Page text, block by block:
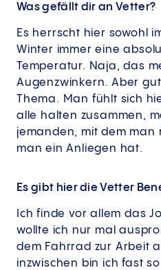
Was gefällt dir an Vetter?
Es herrscht hier sowohl
Winter immer eine
Temperatur. Naja, das
Augenzwinkern. Aber
Thema. Man fühlt sich
alle halten zusammen,
jemanden, mit dem man
man ein Anliegen hat.
Es gibt hier die Vetter
Ich finde vor allem das
wollte ich nur mal
dem Fahrrad zur Arbeit
inzwischen bin ich fast